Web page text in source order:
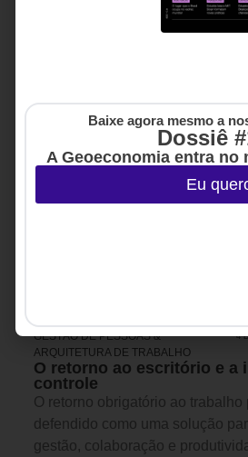
GESTÃO DE PESSOAS &
ARQUITETURA DE TRABALHO
4
O retorno ao escritório e a
controle
O retorno obrigatório ao
defendido como uma solução
gestão, colaboração e
Baixe agora mesmo a
Dossiê
A Geoeconomia entra
Eu